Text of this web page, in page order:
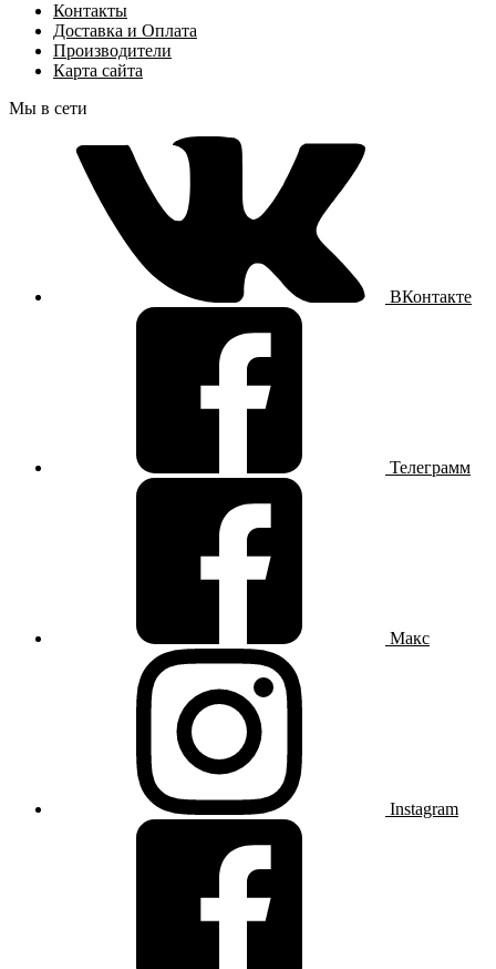
Контакты
Доставка и Оплата
Производители
Карта сайта
Мы в сети
ВКонтакте
Телеграмм
Макс
Instagram